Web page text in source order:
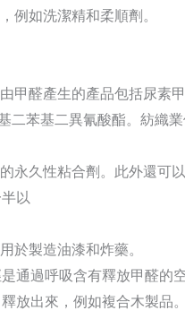
例如洗潔精和柔順劑。
甲醛產生的產品包括尿素
二苯基二異氰酸酯。紡織
永久性粘合劑。此外還可
以
於製造油漆和炸藥。
通過呼吸含有釋放甲醛的
放出來，例如複合木製品